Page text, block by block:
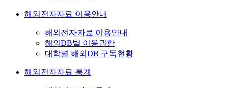
해외전자자료 이용안내
해외전자자료 이용안내
해외DB별 이용권한
대학별 해외DB 구독현황
해외전자자료 통계